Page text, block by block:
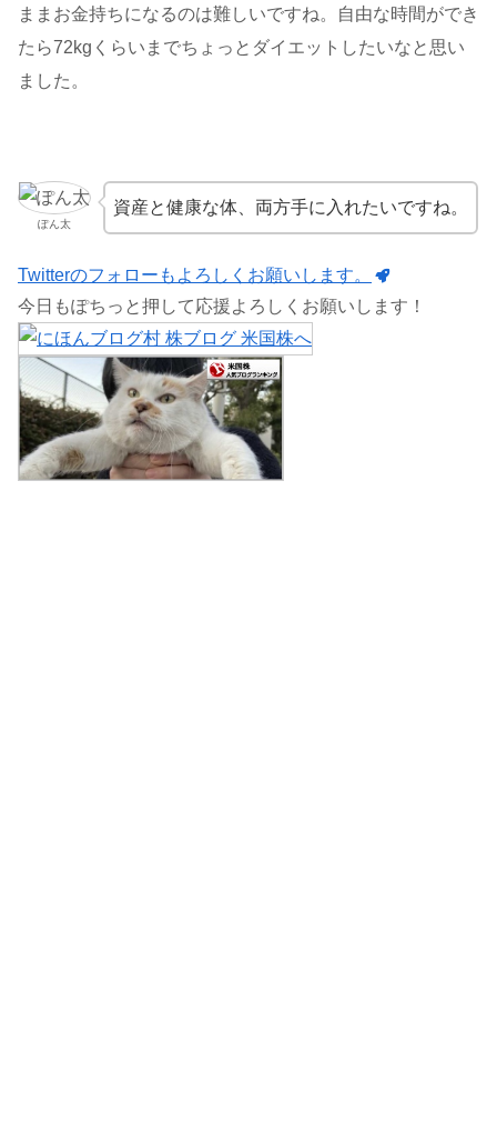
ままお金持ちになるのは難しいですね。自由な時間ができ
たら72kgくらいまでちょっとダイエットしたいなと思い
ました。
ぽん太
資産と健康な体、両方手に入れたいですね。
Twitterのフォローもよろしくお願いします。
今日もぽちっと押して応援よろしくお願いします！